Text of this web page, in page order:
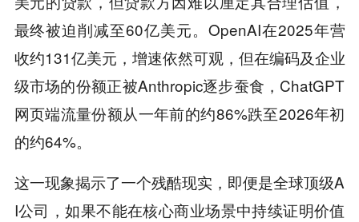
最终被迫削减至60亿美元。OpenAI在2025年营
收约131亿美元，增速依然可观，但在编码及企业
级市场的份额正被Anthropic逐步蚕食，ChatGPT
网页端流量份额从一年前的约86%跌至2026年初
的约64%。
这一现象揭示了一个残酷现实，即便是全球顶级A
I公司，如果不能在核心商业场景中持续证明价值